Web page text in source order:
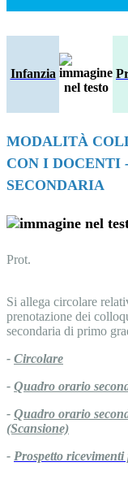
Infanzia
MODALITÀ
CON I DOCENTI
SECONDARIA
Si allega circolare
prenotazione dei
secondaria di primo
- Circolare
- Quadro orario
- Quadro orario
(Scansione)
- Prospetto